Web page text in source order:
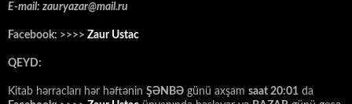
E-mail: zauryazar@mail.ru
Facebook: >>>> Zaur Ustac
QEYD:
Kitab hərracları hər həftənin ŞƏNBƏ günü axşam saat 20:01 da